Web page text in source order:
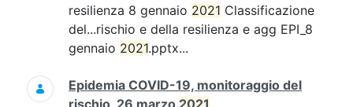
resilienza 8 gennaio 2021 Classificazione
del...rischio e della resilienza e agg EPI_8
gennaio 2021.pptx...
Epidemia COVID-19, monitoraggio del
rischio, 26 marzo 2021